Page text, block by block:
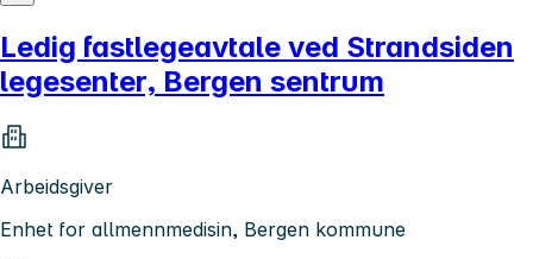
Ledig fastlegeavtale ved Strandsiden
legesenter, Bergen sentrum
Arbeidsgiver
Enhet for allmennmedisin, Bergen kommune